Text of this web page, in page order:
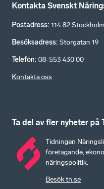
Kontakta Svenskt
Postadress: 114 82 Stockholm
Besöksadress: Storgatan 19
Telefon: 08-553 430 00
Kontakta oss
Ta del av fler nyheter på
Tidningen
företagande,
näringspolitik.
Besök tn.se